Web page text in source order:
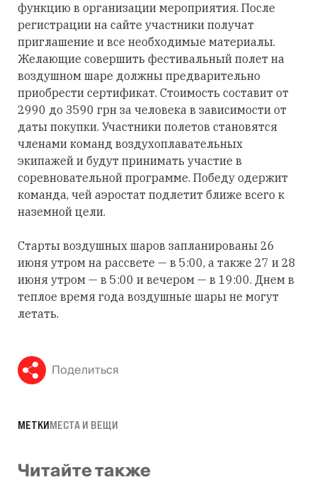
функцию в организации мероприятия. После
регистрации на сайте участники получат
приглашение и все необходимые материалы.
Желающие совершить фестивальный полет на
воздушном шаре должны предварительно
приобрести сертификат. Стоимость составит от
2990 до 3590 грн за человека в зависимости от
даты покупки. Участники полетов становятся
членами команд воздухоплавательных
экипажей и будут принимать участие в
соревновательной программе. Победу одержит
команда, чей аэростат подлетит ближе всего к
наземной цели.
Старты воздушных шаров запланированы 26
июня утром на рассвете — в 5:00, а также 27 и 28
июня утром — в 5:00 и вечером — в 19:00. Днем в
теплое время года воздушные шары не могут
летать.
Поделиться
МЕТКИМЕСТА И ВЕЩИ
Читайте также